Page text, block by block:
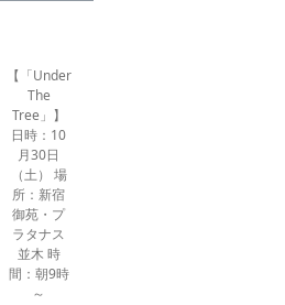
【「Under
The
Tree」】
日時：10
月30日
（土） 場
所：新宿
御苑・プ
ラタナス
並木 時
間：朝9時
～